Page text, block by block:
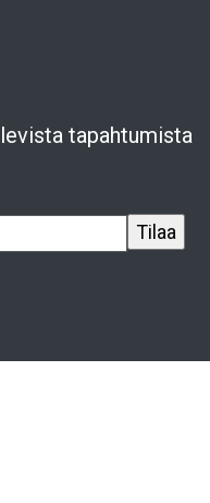
tapahtumista